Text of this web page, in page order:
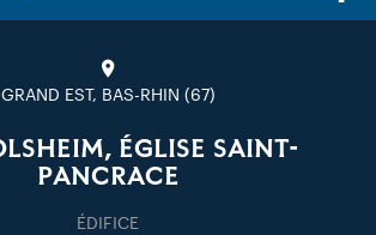
GRAND EST, BAS-RHIN (67)
ÉGLISE SAINT-
PANCRACE
ÉDIFICE